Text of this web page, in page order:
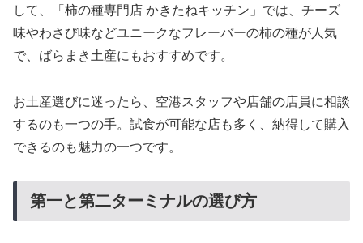
して、「柿の種専門店 かきたねキッチン」では、チーズ
味やわさび味などユニークなフレーバーの柿の種が人気
で、ばらまき土産にもおすすめです。
お土産選びに迷ったら、空港スタッフや店舗の店員に相談
するのも一つの手。試食が可能な店も多く、納得して購入
できるのも魅力の一つです。
第一と第二ターミナルの選び方